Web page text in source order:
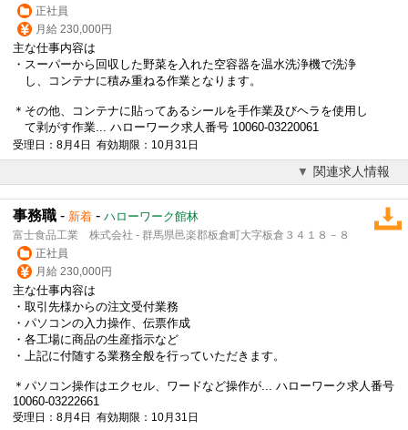
正社員
月給 230,000円
主な仕事内容は
・スーパーから回収した野菜を入れた空容器を温水洗浄機で洗浄
し、コンテナに積み重ねる作業となります。
＊その他、コンテナに貼ってあるシールを手作業及びヘラを使用し
て剥がす作業... ハローワーク求人番号 10060-03220061
受理日：8月4日 有効期限：10月31日
関連求人情報
事務職 - 新着 - ハローワーク館林
富士食品工業 株式会社 - 群馬県邑楽郡板倉町大字板倉３４１８－８
正社員
月給 230,000円
主な仕事内容は
・取引先様からの注文受付業務
・パソコンの入力操作、伝票作成
・各工場に商品の生産指示など
・上記に付随する業務全般を行っていただきます。
＊パソコン操作はエクセル、ワードなど操作が... ハローワーク求人番号
10060-03222661
受理日：8月4日 有効期限：10月31日